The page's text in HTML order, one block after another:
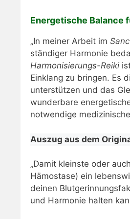
Energetische Balance
​„In meiner Arbeit im
ständiger Harmonie
Harmonisierungs-Reiki
Einklang zu bringen. Es
unterstützen und das
wunderbare
notwendige
Auszug aus dem
„Damit kleinste oder
Hämostase) ein
deinen
und Harmonie halten